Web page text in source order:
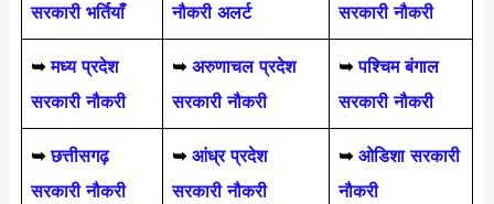
सरकारी भर्तियाँ
नौकरी अलर्ट
सरकारी नौकरी
➥ मध्य प्रदेश
सरकारी नौकरी
➥ अरुणाचल प्रदेश
सरकारी नौकरी
➥ पश्चिम बंगाल
सरकारी नौकरी
➥ छत्तीसगढ़
सरकारी नौकरी
➥ आंध्र प्रदेश
सरकारी नौकरी
➥ ओडिशा सरकारी
नौकरी